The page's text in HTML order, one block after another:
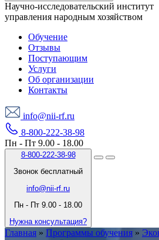
Научно-исследовательский институт
управления народным хозяйством
Обучение
Отзывы
Поступающим
Услуги
Об организации
Контакты
info@nii-rf.ru
8-800-222-38-98
Пн - Пт 9.00 - 18.00
8-800-222-38-98
Звонок бесплатный
info@nii-rf.ru
Пн - Пт 9.00 - 18.00
Нужна консультация?
Главная » Программы обучения »